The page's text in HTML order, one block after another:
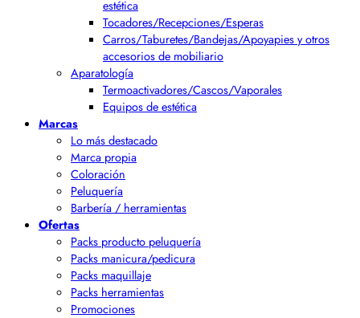
estética
Tocadores/Recepciones/Esperas
Carros/Taburetes/Bandejas/Apoyapies y otros
accesorios de mobiliario
Aparatología
Termoactivadores/Cascos/Vaporales
Equipos de estética
Marcas
Lo más destacado
Marca propia
Coloración
Peluquería
Barbería / herramientas
Ofertas
Packs producto peluquería
Packs manicura/pedicura
Packs maquillaje
Packs herramientas
Promociones